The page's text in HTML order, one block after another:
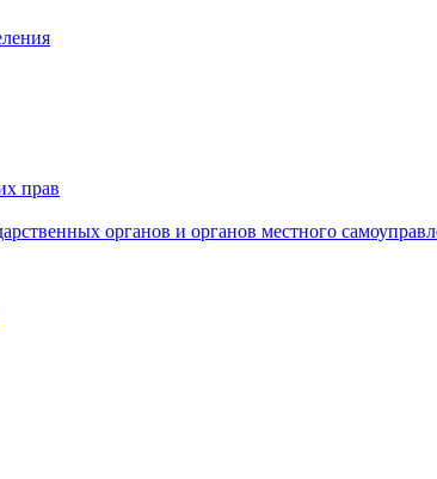
прав
органов и органов местного